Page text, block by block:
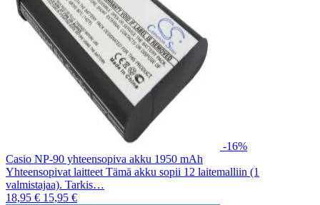
-16%
Casio NP-90 yhteensopiva akku 1950 mAh
Yhteensopivat laitteet Tämä akku sopii 12 laitemalliin (1
valmistajaa). Tarkis…
18,95 € 15,95 €